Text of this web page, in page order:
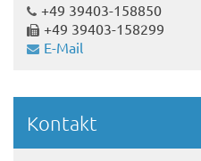
+49 39403-158850
+49 39403-158299
E-Mail
Kontakt